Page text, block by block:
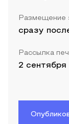
Размещение
сразу
Рассылка
2 сентября